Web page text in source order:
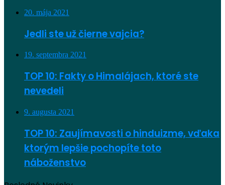
20. mája 2021
Jedli ste už čierne vajcia?
19. septembra 2021
TOP 10: Fakty o Himalájach, ktoré ste
nevedeli
9. augusta 2021
TOP 10: Zaujímavosti o hinduizme, vďaka
ktorým lepšie pochopíte toto
náboženstvo